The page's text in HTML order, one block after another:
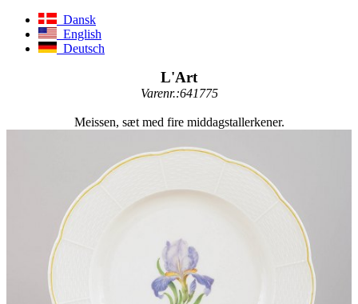
Dansk
English
Deutsch
L'Art
Varenr.:641775
Meissen, sæt med fire middagstallerkener.